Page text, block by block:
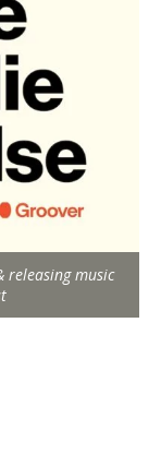
releasing music